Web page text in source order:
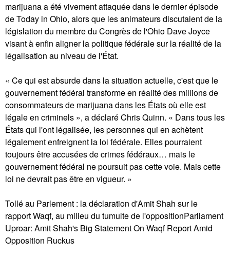
marijuana a été vivement attaquée dans le dernier épisode
de Today in Ohio, alors que les animateurs discutaient de la
législation du membre du Congrès de l'Ohio Dave Joyce
visant à enfin aligner la politique fédérale sur la réalité de la
légalisation au niveau de l'État.
« Ce qui est absurde dans la situation actuelle, c'est que le
gouvernement fédéral transforme en réalité des millions de
consommateurs de marijuana dans les États où elle est
légale en criminels », a déclaré Chris Quinn. « Dans tous les
États qui l'ont légalisée, les personnes qui en achètent
légalement enfreignent la loi fédérale. Elles pourraient
toujours être accusées de crimes fédéraux… mais le
gouvernement fédéral ne poursuit pas cette voie. Mais cette
loi ne devrait pas être en vigueur. »
Tollé au Parlement : la déclaration d'Amit Shah sur le
rapport Waqf, au milieu du tumulte de l'oppositionParliament
Uproar: Amit Shah's Big Statement On Waqf Report Amid
Opposition Ruckus